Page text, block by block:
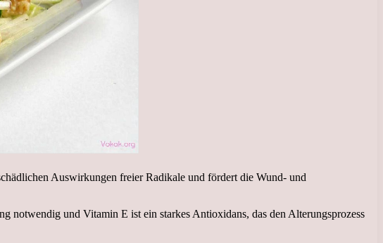
Auswirkungen freier Radikale und fördert die Wund- und
und Vitamin E ist ein starkes Antioxidans, das den Alterungsprozess